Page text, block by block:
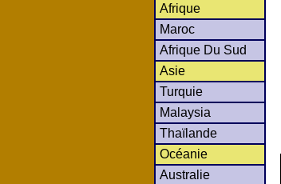
Afrique
Maroc
Afrique Du Sud
Asie
Turquie
Malaysia
Thaïlande
Océanie
Australie